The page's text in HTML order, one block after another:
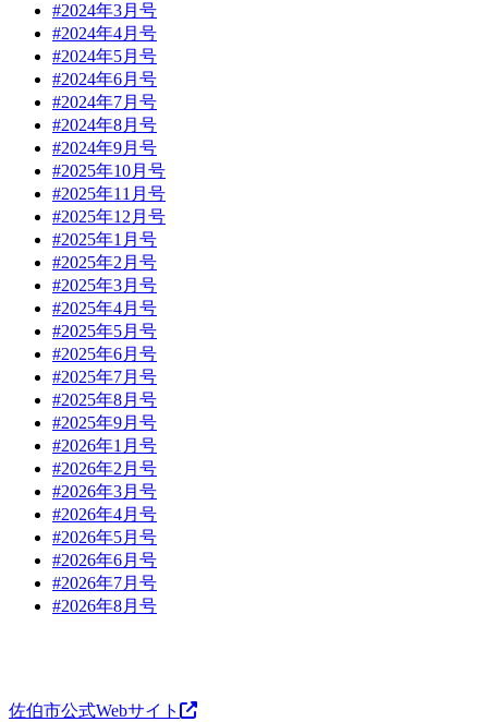
#2024年3月号
#2024年4月号
#2024年5月号
#2024年6月号
#2024年7月号
#2024年8月号
#2024年9月号
#2025年10月号
#2025年11月号
#2025年12月号
#2025年1月号
#2025年2月号
#2025年3月号
#2025年4月号
#2025年5月号
#2025年6月号
#2025年7月号
#2025年8月号
#2025年9月号
#2026年1月号
#2026年2月号
#2026年3月号
#2026年4月号
#2026年5月号
#2026年6月号
#2026年7月号
#2026年8月号
佐伯市公式Webサイト